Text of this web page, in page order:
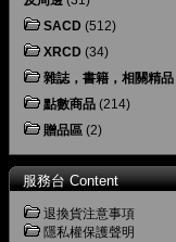
SACD (512)
XRCD (34)
雜誌，書籍，相關精品
點數商品 (214)
贈品區 (2)
服務台 Content
退換貨注意事項
隱私權保護聲明